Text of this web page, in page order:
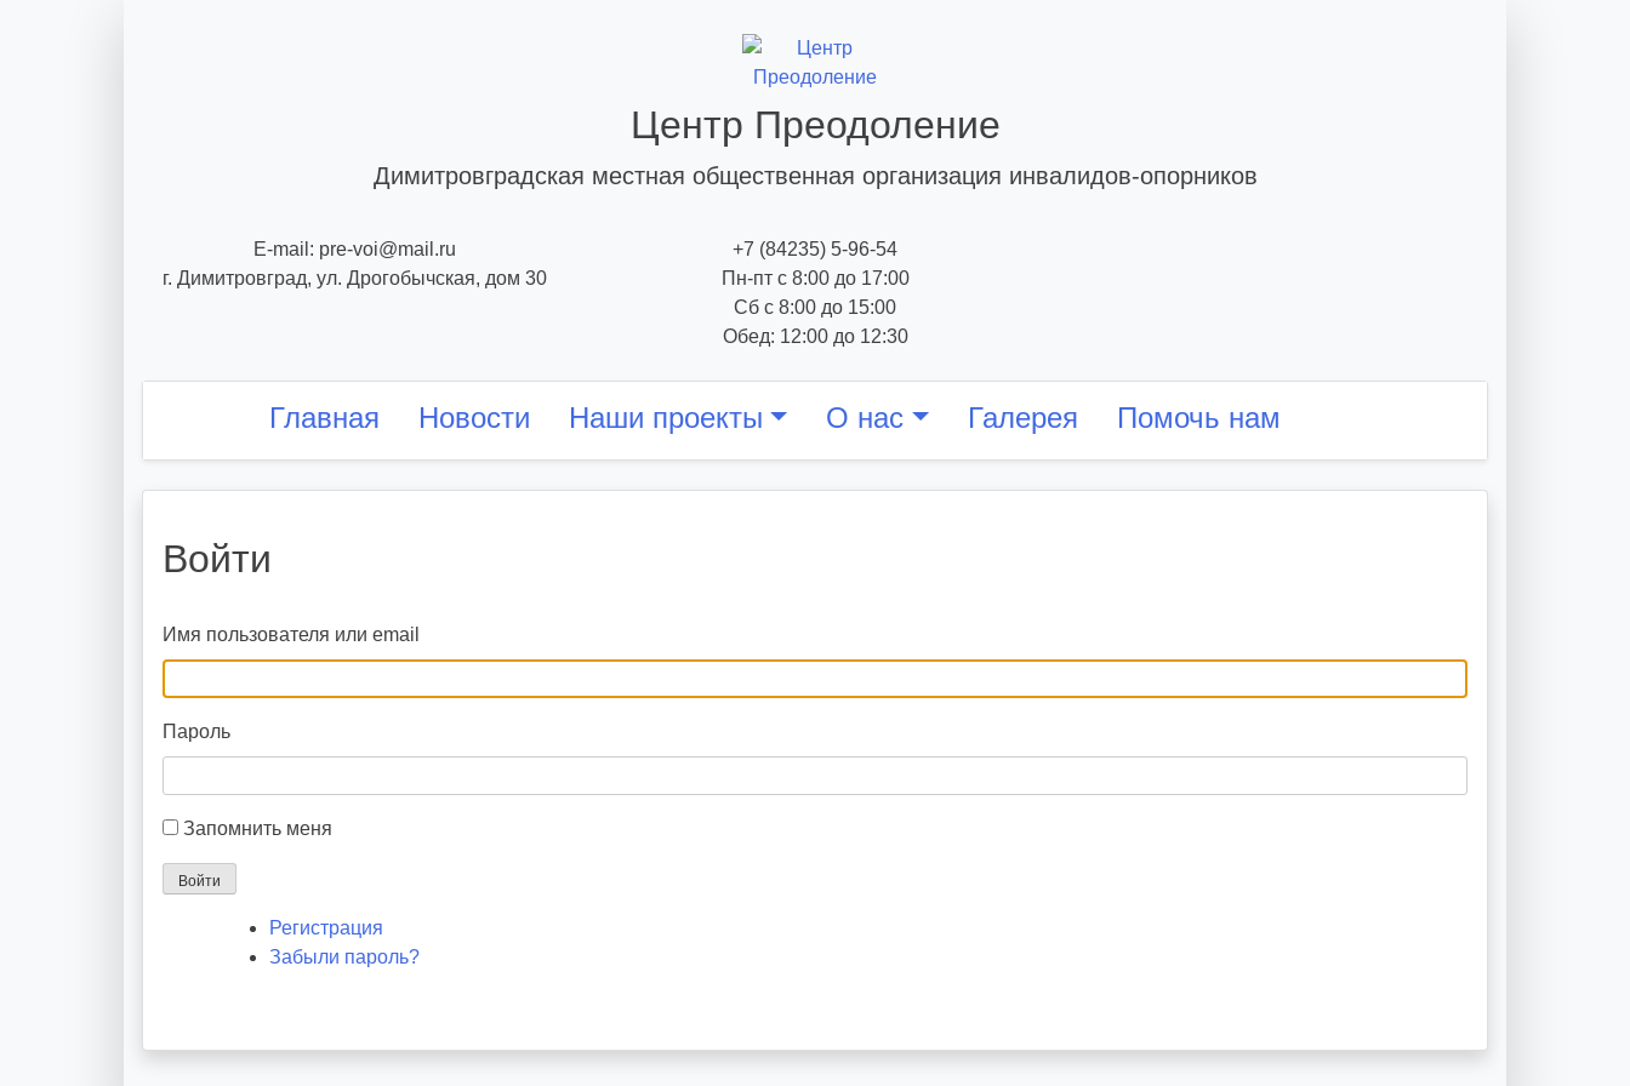
Центр Преодоление
Димитровградская местная общественная организация инвалидов-опорников
E-mail: pre-voi@mail.ru
г. Димитровград, ул. Дрогобычская, дом 30
+7 (84235) 5-96-54
Пн-пт с 8:00 до 17:00
Сб с 8:00 до 15:00
Обед: 12:00 до 12:30
Главная Новости Наши проекты О нас Галерея Помочь нам
Войти
Имя пользователя или email
Пароль
Запомнить меня
Войти
Регистрация
Забыли пароль?